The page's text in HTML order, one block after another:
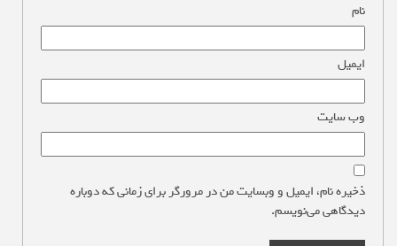
نام
ایمیل
وب‌ سایت
ذخیره نام، ایمیل و وبسایت من در مرورگر برای زمانی که دوباره
دیدگاهی می‌نویسم.